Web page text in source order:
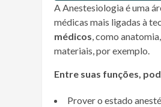
A Anestesiologia é uma
médicas mais ligadas à
médicos, como
materiais, por exemplo.
Entre suas funções,
Prover o estado